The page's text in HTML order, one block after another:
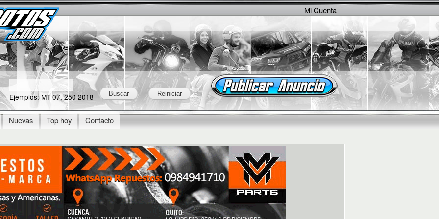
Skip to
main
content
Ejemplos: MT-07, 250 2018
Nuevas Top hoy Contacto
Secondary menu Mi Cuenta